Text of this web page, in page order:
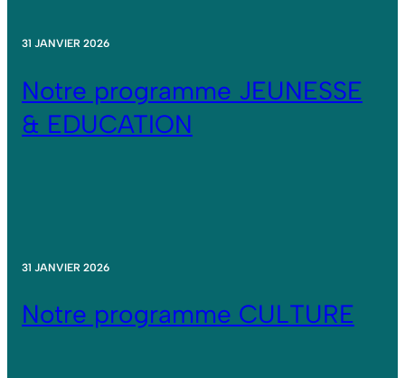
31 JANVIER 2026
Notre programme JEUNESSE
& EDUCATION
31 JANVIER 2026
Notre programme CULTURE